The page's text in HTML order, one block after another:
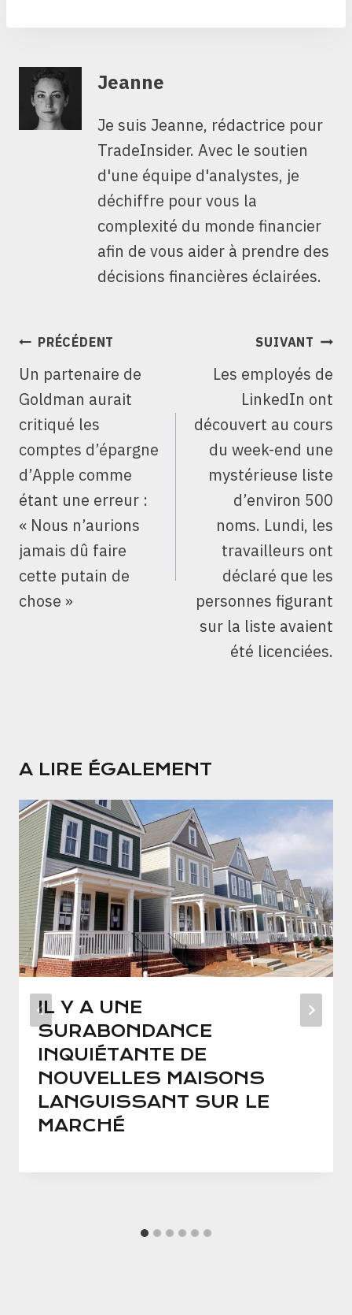
Jeanne
Je suis Jeanne, rédactrice pour
TradeInsider. Avec le soutien
d'une équipe d'analystes, je
déchiffre pour vous la
complexité du monde financier
afin de vous aider à prendre des
décisions financières éclairées.
NAVIGATION
L’ARTICLE
PRÉCÉDENT
Un partenaire de
Goldman aurait
critiqué les
comptes d’épargne
d’Apple comme
étant une erreur :
« Nous n’aurions
jamais dû faire
cette putain de
chose »
SUIVANT
Les employés de
LinkedIn ont
découvert au cours
du week-end une
mystérieuse liste
d’environ 500
noms. Lundi, les
travailleurs ont
déclaré que les
personnes figurant
sur la liste avaient
été licenciées.
A LIRE ÉGALEMENT
IL Y A UNE
SURABONDANCE
INQUIÉTANTE DE
NOUVELLES MAISONS
LANGUISSANT SUR LE
MARCHÉ